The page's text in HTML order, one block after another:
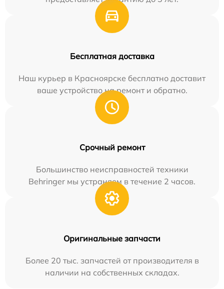
Бесплатная доставка
Наш курьер в Красноярске бесплатно доставит
ваше устройство на ремонт и обратно.
Срочный ремонт
Большинство неисправностей техники
Behringer мы устраняем в течение 2 часов.
Оригинальные запчасти
Более 20 тыс. запчастей от производителя в
наличии на собственных складах.